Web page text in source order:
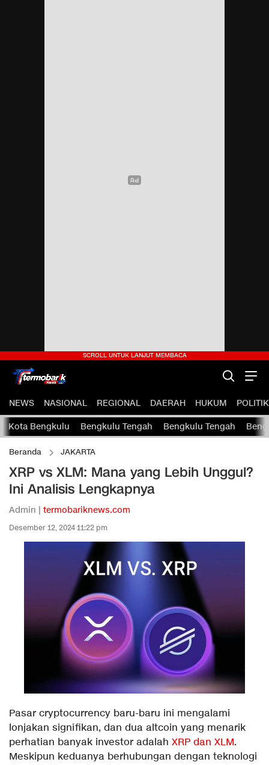
NEWS NASIONAL REGIONAL DAERAH HUKUM POLITIK
Kota Bengkulu Bengkulu Tengah Bengkulu Tengah
Beranda JAKARTA
XRP vs XLM: Mana yang Lebih Unggul?
Ini Analisis Lengkapnya
Admin | termobariknews.com
Desember 12, 2024 11:22 pm
Pasar cryptocurrency baru-baru ini mengalami
lonjakan signifikan, dan dua altcoin yang menarik
perhatian banyak investor adalah XRP dan XLM.
Meskipun keduanya berhubungan dengan teknologi